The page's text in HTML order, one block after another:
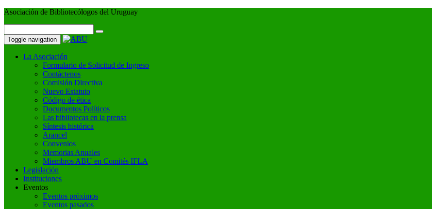
Asociación de Bibliotecólogos del Uruguay
Toggle navigation
La Asociación
Formulario de Solicitud de Ingreso
Contáctenos
Comisión Directiva
Nuevo Estatuto
Código de ética
Documentos Políticos
Las bibliotecas en la prensa
Síntesis histórica
Arancel
Convenios
Memorias Anuales
Miembros ABU en Comités IFLA
Legislación
Instituciones
Eventos
Eventos próximos
Eventos pasados